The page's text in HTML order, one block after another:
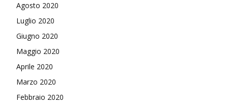
Agosto 2020
Luglio 2020
Giugno 2020
Maggio 2020
Aprile 2020
Marzo 2020
Febbraio 2020